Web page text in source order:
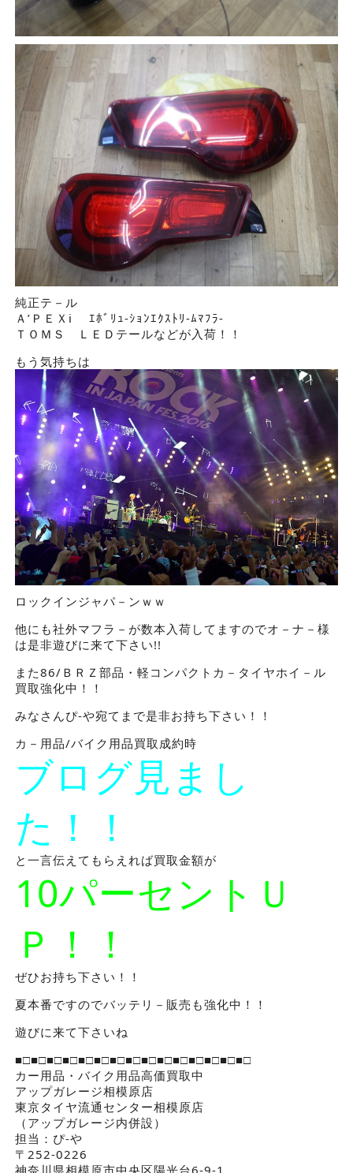
純正テ－ル
Ａ’ＰＥＸi ｴﾎﾞﾘｭ-ｼｮﾝｴｸｽﾄﾘ-ﾑﾏﾌﾗ-
ＴＯＭＳ ＬＥＤテールなどが入荷！！
もう気持ちは
ロックインジャパ－ンｗｗ
他にも社外マフラ－が数本入荷してますのでオ－ナ－様
は是非遊びに来て下さい!!
また86/ＢＲＺ部品・軽コンパクトカ－タイヤホイ－ル
買取強化中！！
みなさんぴ-や宛てまで是非お持ち下さい！！
カ－用品/バイク用品買取成約時
ブログ見まし
た！！
と一言伝えてもらえれば買取金額が
10パーセントＵ
Ｐ！！
ぜひお持ち下さい！！
夏本番ですのでバッテリ－販売も強化中！！
遊びに来て下さいね
■□■□■□■□■□■□■□■□■□■□■□■□■□■□■□
カー用品・バイク用品高価買取中
アップガレージ相模原店
東京タイヤ流通センター相模原店
（アップガレージ内併設）
担当：ぴ-や
〒252-0226